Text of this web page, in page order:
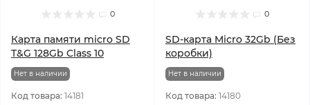
0
Карта памяти micro SD
T&G 128Gb Class 10
Нет в наличии
Код товара: 14181
0
SD-карта Micro 32Gb (Без
коробки)
Нет в наличии
Код товара: 14180